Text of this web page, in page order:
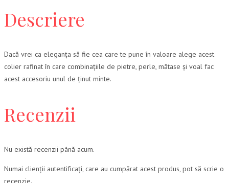
Descriere
Dacă vrei ca eleganța să fie cea care te pune în valoare alege acest
colier rafinat în care combinațiile de pietre, perle, mătase și voal fac
acest accesoriu unul de ținut minte.
Recenzii
Nu există recenzii până acum.
Numai clienții autentificați, care au cumpărat acest produs, pot să scrie o
recenzie.